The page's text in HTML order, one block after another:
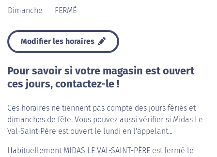
Dimanche
FERMÉ
Modifier les horaires
Pour savoir si votre magasin est ouvert
ces jours, contactez-le !
Ces horaires ne tiennent pas compte des jours fériés et
dimanches de fête. Vous pouvez aussi vérifier si Midas Le
Val-Saint-Père est ouvert le lundi en l'appelant...
Habituellement MIDAS LE VAL-SAINT-PÈRE est fermé le